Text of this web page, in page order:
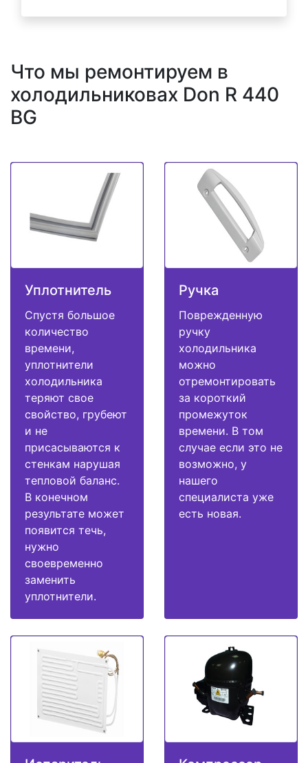
Что мы ремонтируем в
холодильниковах Don R 440
BG
Уплотнитель
Спустя большое
количество
времени,
уплотнители
холодильника
теряют свое
свойство, грубеют
и не
присасываются к
стенкам нарушая
тепловой баланс.
В конечном
результате может
появится течь,
нужно
своевременно
заменить
уплотнители.
Ручка
Поврежденную
ручку
холодильника
можно
отремонтировать
за короткий
промежуток
времени. В том
случае если это не
возможно, у
нашего
специалиста уже
есть новая.